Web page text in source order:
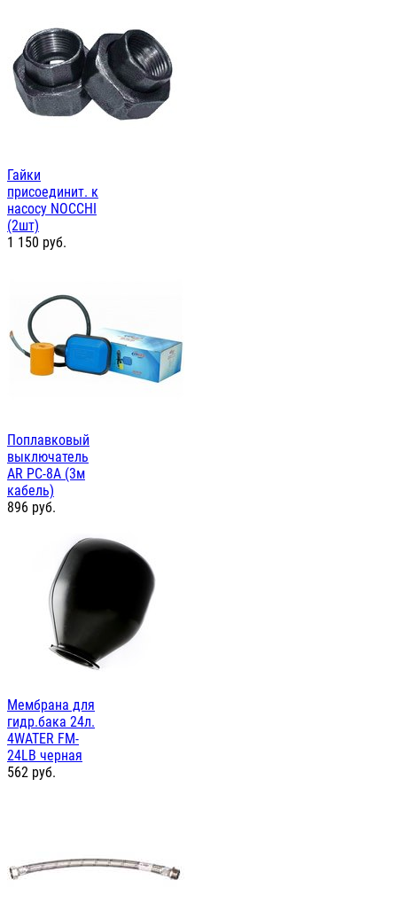
Гайки
присоединит. к
насосу NOCCHI
(2шт)
1 150 руб.
Поплавковый
выключатель
AR PC-8A (3м
кабель)
896 руб.
Мембрана для
гидр.бака 24л.
4WATER FM-
24LB черная
562 руб.